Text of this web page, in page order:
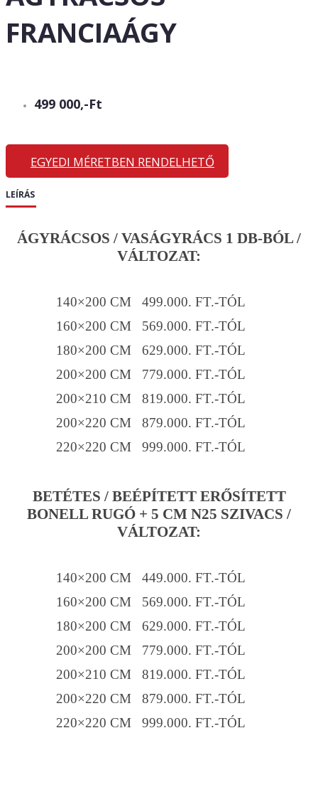
FRANCIAÁGY
499 000,-Ft
EGYEDI MÉRETBEN RENDELHETŐ
LEÍRÁS
ÁGYRÁCSOS / VASÁGYRÁCS 1 DB-BÓL /
VÁLTOZAT:
140×200 CM 499.000. FT.-TÓL
160×200 CM 569.000. FT.-TÓL
180×200 CM 629.000. FT.-TÓL
200×200 CM 779.000. FT.-TÓL
200×210 CM 819.000. FT.-TÓL
200×220 CM 879.000. FT.-TÓL
220×220 CM 999.000. FT.-TÓL
BETÉTES / BEÉPÍTETT ERŐSÍTETT
BONELL RUGÓ + 5 CM N25 SZIVACS /
VÁLTOZAT:
140×200 CM 449.000. FT.-TÓL
160×200 CM 569.000. FT.-TÓL
180×200 CM 629.000. FT.-TÓL
200×200 CM 779.000. FT.-TÓL
200×210 CM 819.000. FT.-TÓL
200×220 CM 879.000. FT.-TÓL
220×220 CM 999.000. FT.-TÓL